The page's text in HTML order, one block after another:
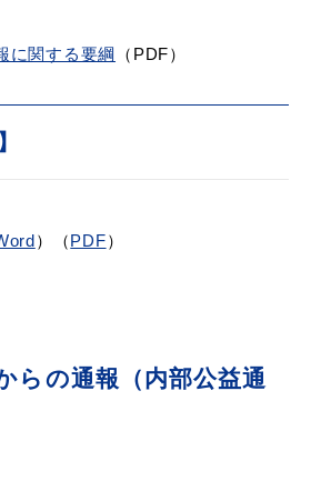
い応援（はまだ暮らし）
に関する要綱 （PDF）
）（PDF）
の通報（内部公益通